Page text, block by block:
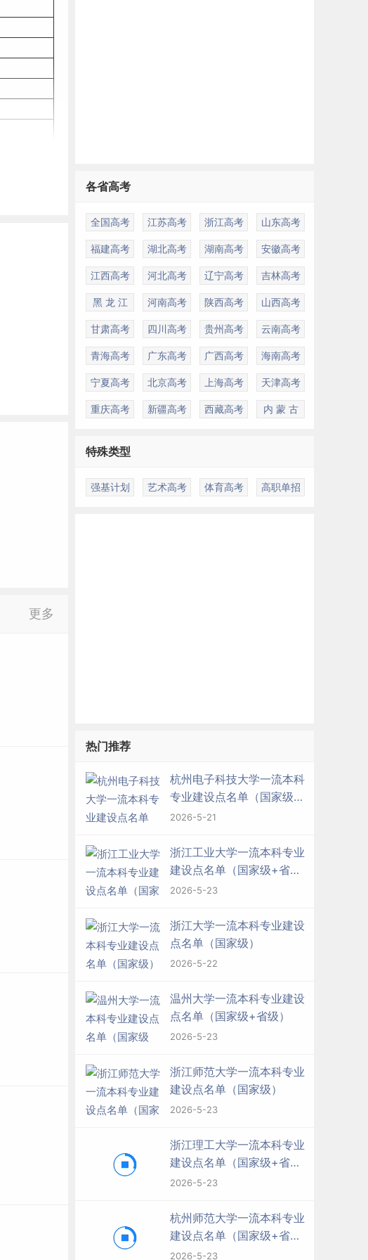
大学生创
更多
各省高考
全国高考 江苏高考 浙江高考 山东高考
福建高考 湖北高考 湖南高考 安徽高考
江西高考 河北高考 辽宁高考 吉林高考
黑 龙 江 河南高考 陕西高考 山西高考
甘肃高考 四川高考 贵州高考 云南高考
青海高考 广东高考 广西高考 海南高考
宁夏高考 北京高考 上海高考 天津高考
重庆高考 新疆高考 西藏高考 内 蒙 古
特殊类型
强基计划 艺术高考 体育高考 高职单招
热门推荐
杭州电子科技大学一流本科
专业建设点名单（国家级
+省级）
2026-5-21
浙江工业大学一流本科专业
建设点名单（国家级+省
级）
2026-5-23
浙江大学一流本科专业建设
点名单（国家级）
2026-5-22
温州大学一流本科专业建设
点名单（国家级+省级）
2026-5-23
浙江师范大学一流本科专业
建设点名单（国家级）
2026-5-23
浙江理工大学一流本科专业
建设点名单（国家级+省
级）
2026-5-23
杭州师范大学一流本科专业
建设点名单（国家级+省
级）
2026-5-23